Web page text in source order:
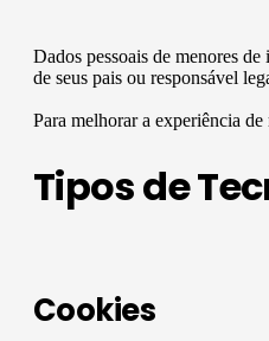
Dados pessoais de menores de
de seus pais ou responsável
Para melhorar a experiência
Tipos de
Cookies